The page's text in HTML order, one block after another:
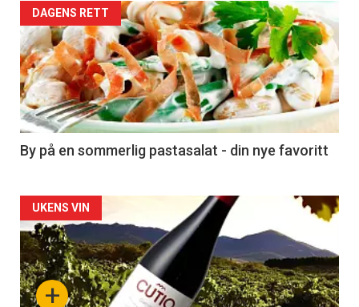
Forsiden
akkurat
nå
-
5
DAGENS RETT
By på en sommerlig pastasalat - din nye favoritt
Forsiden
akkurat
nå+
UKENS VIN